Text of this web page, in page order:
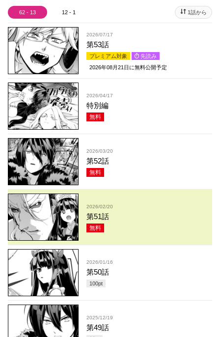
62 - 13 12 - 1 1話から
2026/07/17
第53話
プレミアム対象
先読み
2026年08月21日 に無料公開予定
2026/04/17
特別編
無料
2026/03/20
第52話
無料
2026/02/20
第51話
無料
2026/01/16
第50話
100pt
2025/12/19
第49話